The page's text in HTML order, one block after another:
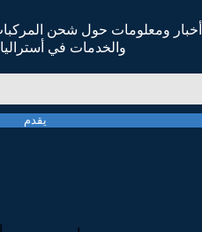
أخبار ومعلومات حول شحن المركبات
والخدمات في أستراليا
يقدم